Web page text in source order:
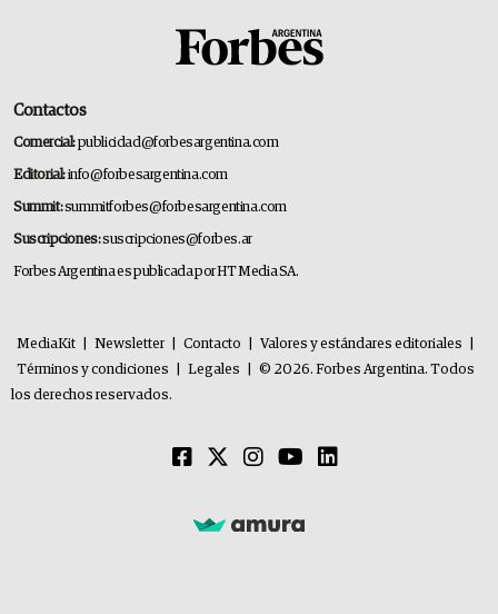
Contactos
Comercial:publicidad@forbesargentina.com
Editorial:info@forbesargentina.com
Summit:summitforbes@forbesargentina.com
Suscripciones:suscripciones@forbes.ar
Forbes Argentina es publicada por HT Media SA.
MediaKit Newsletter Contacto Valores y estándares editoriales
Términos y condiciones
Legales
© 2026. Forbes Argentina. Todos
los derechos reservados.